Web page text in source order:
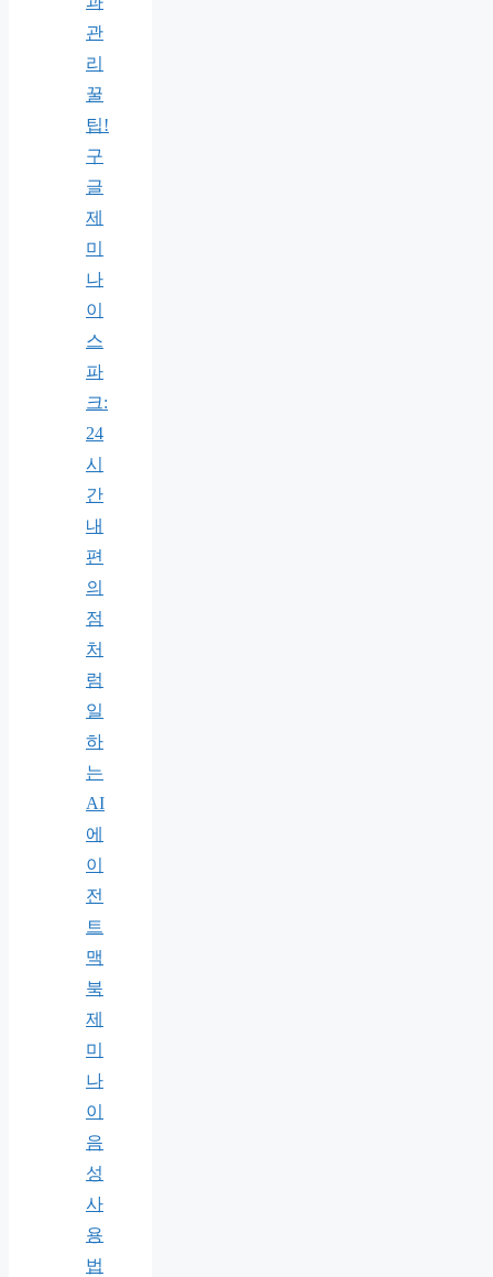
관
리
꿀
팁!
구
글
제
미
나
이
스
파
크:
24
시
간
내
편
의
점
처
럼
일
하
는
AI
에
이
전
트
맥
북
제
미
나
이
음
성
사
용
법